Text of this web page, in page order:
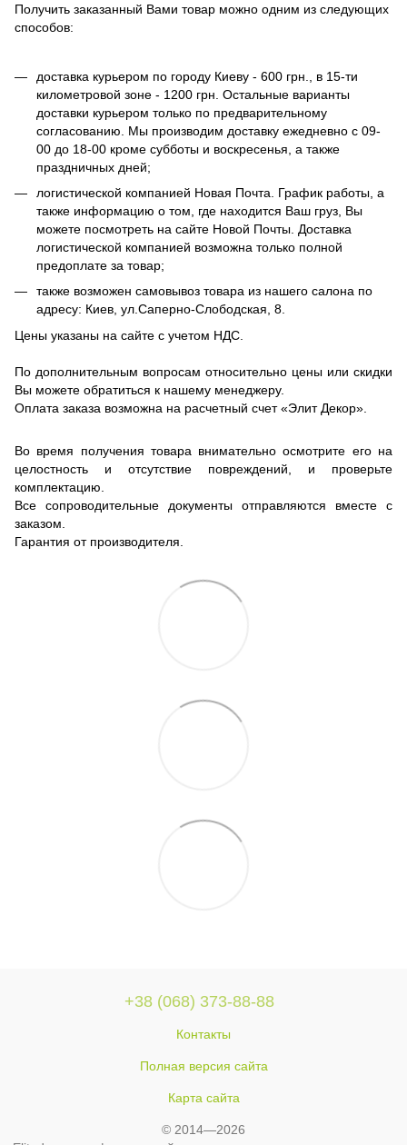
Получить заказанный Вами товар можно одним из следующих
способов:
доставка курьером по городу Киеву - 600 грн., в 15-ти
километровой зоне - 1200 грн. Остальные варианты
доставки курьером только по предварительному
согласованию. Мы производим доставку ежедневно с 09-
00 до 18-00 кроме субботы и воскресенья, а также
праздничных дней;
логистической компанией Новая Почта. График работы, а
также информацию о том, где находится Ваш груз, Вы
можете посмотреть на сайте Новой Почты. Доставка
логистической компанией возможна только полной
предоплате за товар;
также возможен самовывоз товара из нашего салона по
адресу: Киев, ул.Саперно-Слободская, 8.
Цены указаны на сайте с учетом НДС.
По дополнительным вопросам относительно цены или скидки
Вы можете обратиться к нашему менеджеру.
Оплата заказа возможна на расчетный счет «Элит Декор».
Во время получения товара внимательно осмотрите его на
целостность и отсутствие повреждений, и проверьте
комплектацию.
Все сопроводительные документы отправляются вместе с
заказом.
Гарантия от производителя.
+38 (068) 373-88-88
Контакты
Полная версия сайта
Карта сайта
© 2014—2026